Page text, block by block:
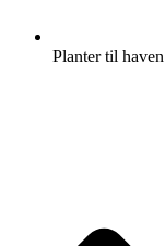
Planter til